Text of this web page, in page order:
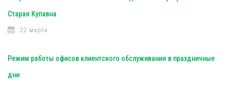
Старая Купавна
22 марта
Режим работы офисов клиентского обслуживания в праздничные
дни